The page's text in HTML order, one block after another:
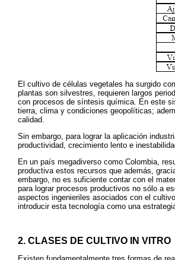
El cultivo de células vegetales ha surgido
plantas son silvestres, requieren largos
con procesos de síntesis química. En este
tierra, clima y condiciones geopolíticas;
calidad.
Sin embargo, para lograr la aplicación
productividad, crecimiento lento e
En un país megadiverso como Colombia,
productiva estos recursos que además,
embargo, no es suficiente contar con el
para lograr procesos productivos no sólo a
aspectos ingenieriles asociados con el
introducir esta tecnología como una
2. CLASES DE CULTIVO IN VITRO